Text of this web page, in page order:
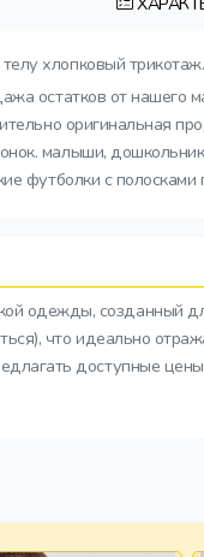
хлопковый
остатков от
оригинальная
малыши,
футболки с полосками
одежды, созданный
что идеально
доступные